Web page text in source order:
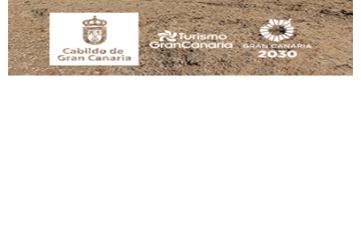
Leales.org » Gran Canaria | 9.7.2025